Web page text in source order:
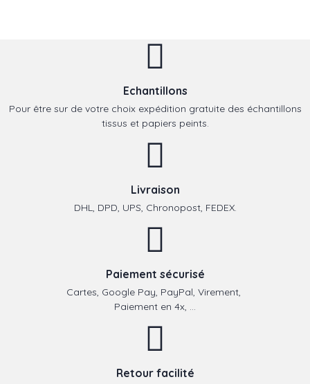
Echantillons
Pour être sur de votre choix expédition gratuite des échantillons
tissus et papiers peints.
Livraison
DHL, DPD, UPS, Chronopost, FEDEX.
Paiement sécurisé
Cartes, Google Pay, PayPal, Virement,
Paiement en 4x, ...
Retour facilité